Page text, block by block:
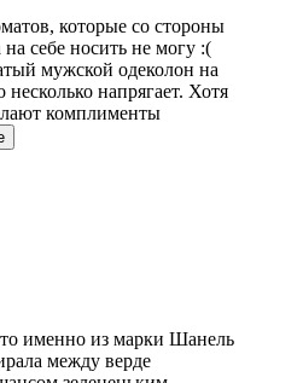
которые со стороны
себе носить не могу :(
мужской одеколон на
напрягает. Хотя
комплименты
то именно из марки Шанель
между верде